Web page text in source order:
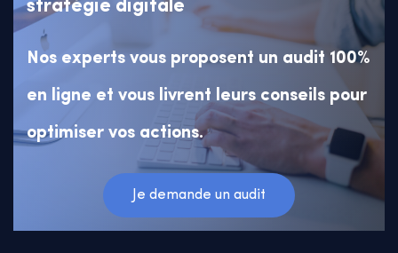
stratégie digitale
Nos experts vous proposent un audit 100%
en ligne et vous livrent leurs conseils pour
optimiser vos actions.
Je demande un audit